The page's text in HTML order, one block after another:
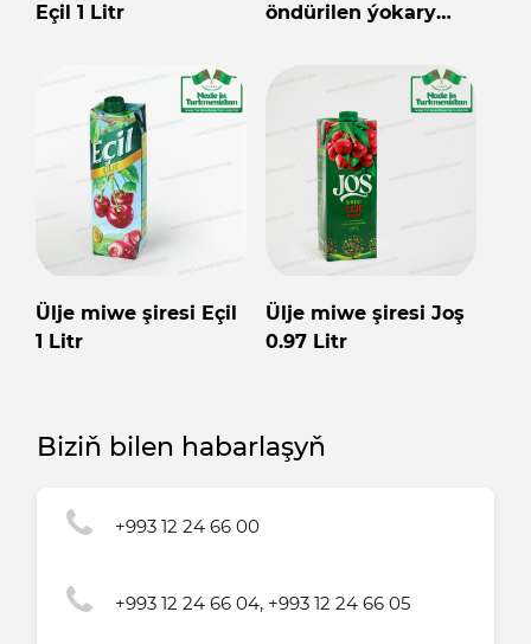
Eçil 1 Litr
öndürilen ýokary
Ülje miwe şiresi Eçil
1 Litr
Ülje miwe şiresi Joş
0.97 Litr
Biziň bilen habarlaşyň
+993 12 24 66 00
+993 12 24 66 04, +993 12 24 66 05